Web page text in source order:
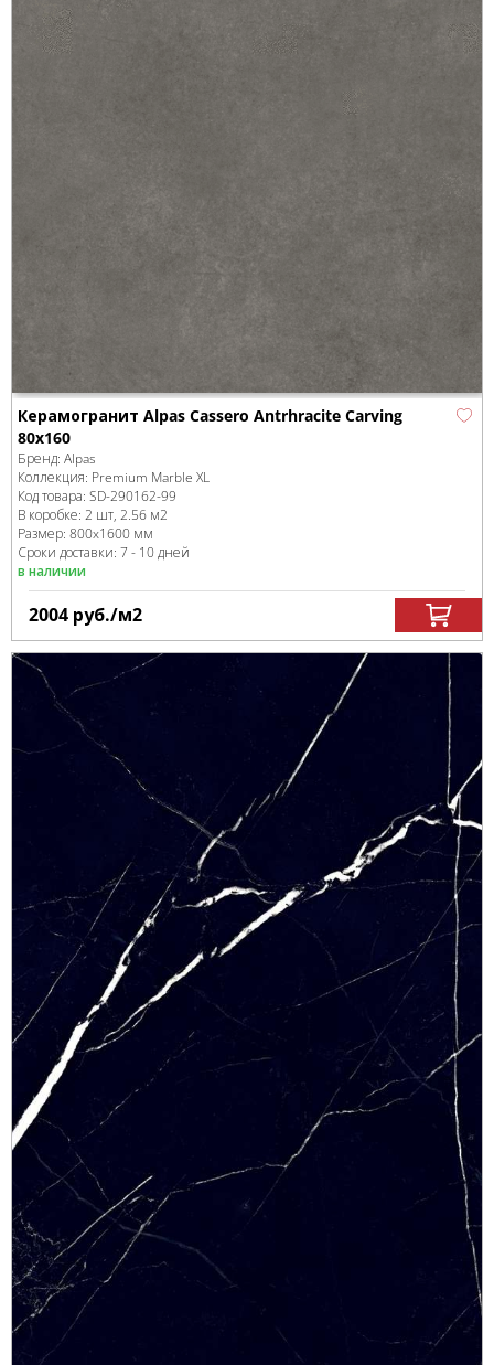
Керамогранит Alpas Cassero Antrhracite Carving
80x160
Бренд: Alpas
Коллекция: Premium Marble XL
Код товара: SD-290162-99
В коробке: 2 шт, 2.56 м2
Размер: 800x1600 мм
Сроки доставки: 7 - 10 дней
в наличии
2004 руб./м2